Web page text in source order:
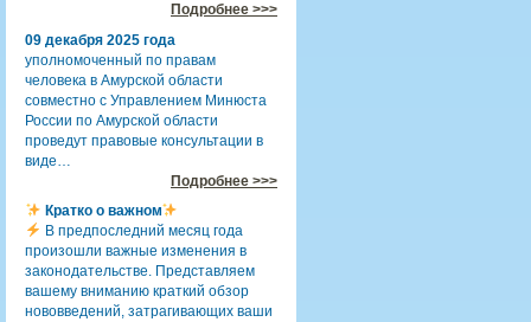
Подробнее >>>
09 декабря 2025 года
уполномоченный по правам
человека в Амурской области
совместно с Управлением Минюста
России по Амурской области
проведут правовые консультации в
виде…
Подробнее >>>
Кратко о важном
В предпоследний месяц года
произошли важные изменения в
законодательстве. Представляем
вашему вниманию краткий обзор
нововведений, затрагивающих ваши